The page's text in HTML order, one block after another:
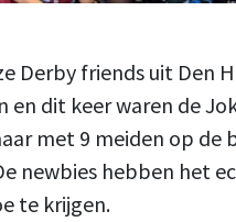
Derby friends uit Den
en dit keer waren de
met 9 meiden op de
newbies hebben het
te krijgen.